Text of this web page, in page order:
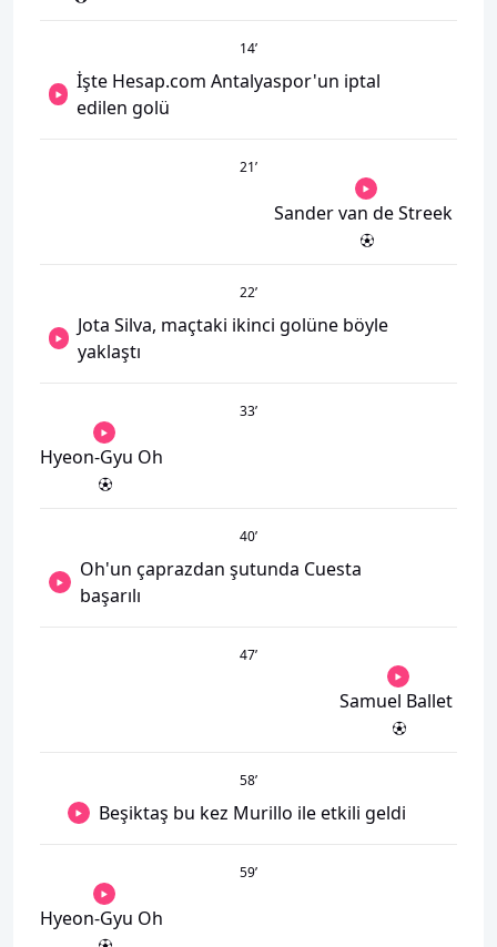
14’
İşte Hesap.com Antalyaspor'un iptal
edilen golü
21’
Sander van de Streek
22’
Jota Silva, maçtaki ikinci golüne böyle
yaklaştı
33’
Hyeon-Gyu Oh
40’
Oh'un çaprazdan şutunda Cuesta
başarılı
47’
Samuel Ballet
58’
Beşiktaş bu kez Murillo ile etkili geldi
59’
Hyeon-Gyu Oh